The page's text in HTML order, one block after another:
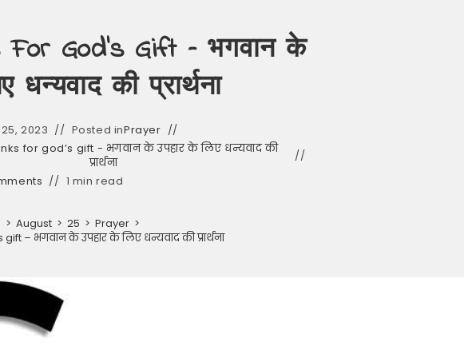
God’s Gift – भगवान के
धन्यवाद की प्रार्थना
2023 Posted inPrayer
for god’s gift - भगवान के उपहार के लिए धन्यवाद की
प्रार्थना
1 min read
> August > 25 > Prayer >
– भगवान के उपहार के लिए धन्यवाद की प्रार्थना